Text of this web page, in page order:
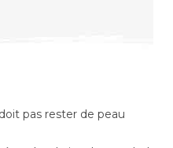
pas rester de peau